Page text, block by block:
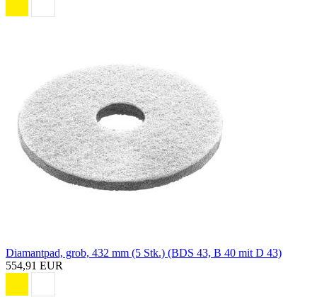
Diamantpad, grob, 432 mm (5 Stk.) (BDS 43, B 40 mit D 43)
554,91 EUR